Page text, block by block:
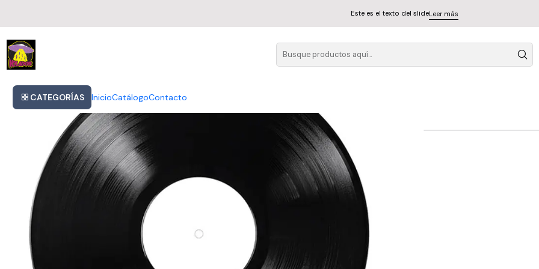
CATEGORÍAS InicioCatálogoContacto
Este es el texto del slideLeer más
Ariana Grande -